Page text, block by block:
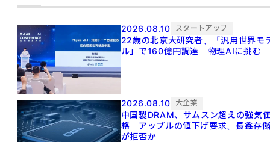
2026.08.10 スタートアップ
22歳の北京大研究者、「汎用世界モ
ル」で160億円調達 物理AIに挑む
2026.08.10 大企業
中国製DRAM、サムスン超えの強気
格 アップルの値下げ要求、長鑫存
が拒否か